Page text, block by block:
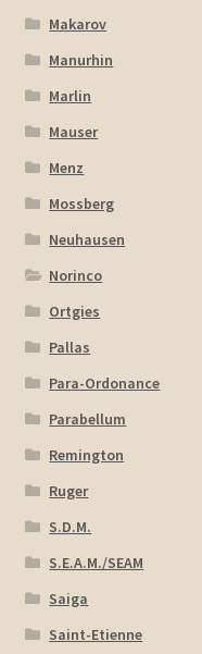
Makarov
Manurhin
Marlin
Mauser
Menz
Mossberg
Neuhausen
Norinco
Ortgies
Pallas
Para-Ordonance
Parabellum
Remington
Ruger
S.D.M.
S.E.A.M./SEAM
Saiga
Saint-Etienne